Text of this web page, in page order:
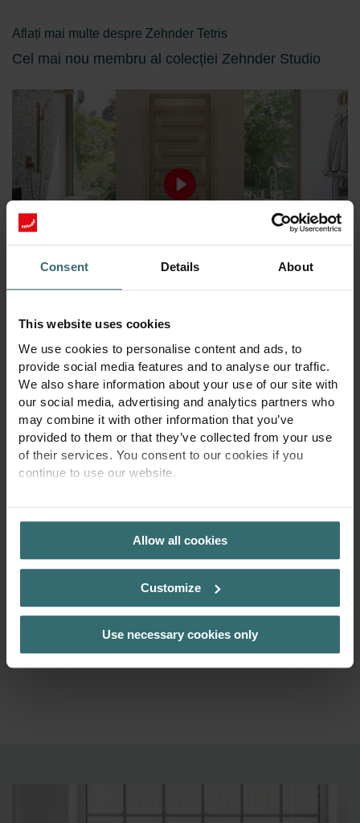
Consent Details About
This website uses cookies
We use cookies to personalise content and ads, to
provide social media features and to analyse our traffic.
We also share information about your use of our site with
our social media, advertising and analytics partners who
may combine it with other information that you’ve
provided to them or that they’ve collected from your use
of their services. You consent to our cookies if you
continue to use our website.
PRIVACY POLICY
Allow all cookies
Customize
Use necessary cookies only
Aflați mai multe despre Zehnder Tetris
Cel mai nou membru al colecției Zehnder Studio
Award 2024în categoriaDesign de produs
recunoaștere evidențiază designul inovator și tehnologia
radiatorului, care combină aspectul estetic cu funcționalitatea
eficientă.
Faceți clic aici pentru a pătrunde în procesul designerului -
apăsați play acum și lăsați călătoria să înceapă!
apă curgătoare atunci când văd
Zehnder Tetris. Vreau să se gândească
la căldură și viață.